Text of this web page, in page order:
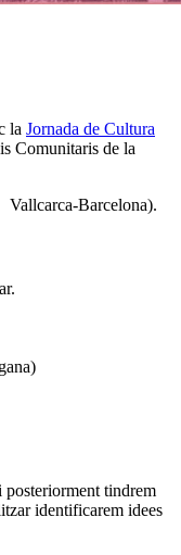
la Jornada de Cultura
Comunitaris de la
Barcelona).
posteriorment tindrem
identificarem idees